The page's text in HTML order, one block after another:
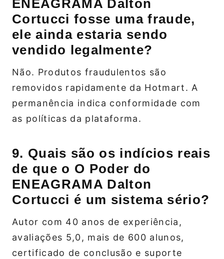
ENEAGRAMA Dalton
Cortucci fosse uma fraude,
ele ainda estaria sendo
vendido legalmente?
Não. Produtos fraudulentos são
removidos rapidamente da Hotmart. A
permanência indica conformidade com
as políticas da plataforma.
9. Quais são os indícios reais
de que o O Poder do
ENEAGRAMA Dalton
Cortucci é um sistema sério?
Autor com 40 anos de experiência,
avaliações 5,0, mais de 600 alunos,
certificado de conclusão e suporte